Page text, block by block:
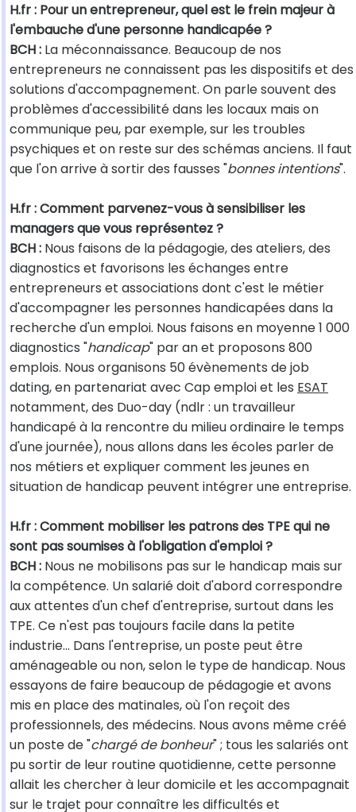
H.fr : Pour un entrepreneur, quel est le frein majeur à
l'embauche d'une personne handicapée ?
BCH : La méconnaissance. Beaucoup de nos
entrepreneurs ne connaissent pas les dispositifs et des
solutions d'accompagnement. On parle souvent des
problèmes d'accessibilité dans les locaux mais on
communique peu, par exemple, sur les troubles
psychiques et on reste sur des schémas anciens. Il faut
que l'on arrive à sortir des fausses "bonnes intentions".
H.fr : Comment parvenez-vous à sensibiliser les
managers que vous représentez ?
BCH : Nous faisons de la pédagogie, des ateliers, des
diagnostics et favorisons les échanges entre
entrepreneurs et associations dont c'est le métier
d'accompagner les personnes handicapées dans la
recherche d'un emploi. Nous faisons en moyenne 1 000
diagnostics "handicap" par an et proposons 800
emplois. Nous organisons 50 évènements de job
dating, en partenariat avec Cap emploi et les ESAT
notamment, des Duo-day (ndlr : un travailleur
handicapé à la rencontre du milieu ordinaire le temps
d'une journée), nous allons dans les écoles parler de
nos métiers et expliquer comment les jeunes en
situation de handicap peuvent intégrer une entreprise.
H.fr : Comment mobiliser les patrons des TPE qui ne
sont pas soumises à l'obligation d'emploi ?
BCH : Nous ne mobilisons pas sur le handicap mais sur
la compétence. Un salarié doit d'abord correspondre
aux attentes d'un chef d'entreprise, surtout dans les
TPE. Ce n'est pas toujours facile dans la petite
industrie... Dans l'entreprise, un poste peut être
aménageable ou non, selon le type de handicap. Nous
essayons de faire beaucoup de pédagogie et avons
mis en place des matinales, où l'on reçoit des
professionnels, des médecins. Nous avons même créé
un poste de "chargé de bonheur" ; tous les salariés ont
pu sortir de leur routine quotidienne, cette personne
allait les chercher à leur domicile et les accompagnait
sur le trajet pour connaître les difficultés et